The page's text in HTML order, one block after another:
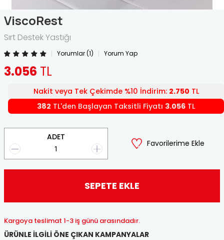
ViscoRest
Sırt Destek Yastığı
Yorumlar (1) Yorum Yap
3.056 TL
Nakit veya Tek Çekimde %10 İndirim: 2.750 TL
382 TL'den Başlayan Taksitli Fiyatı 3.056 TL
ADET
Favorilerime Ekle
SEPETE EKLE
Kargoya teslimat 1-3 iş günü arasındadır.
ÜRÜNLE İLGILI ÖNE ÇIKAN KAMPANYALAR